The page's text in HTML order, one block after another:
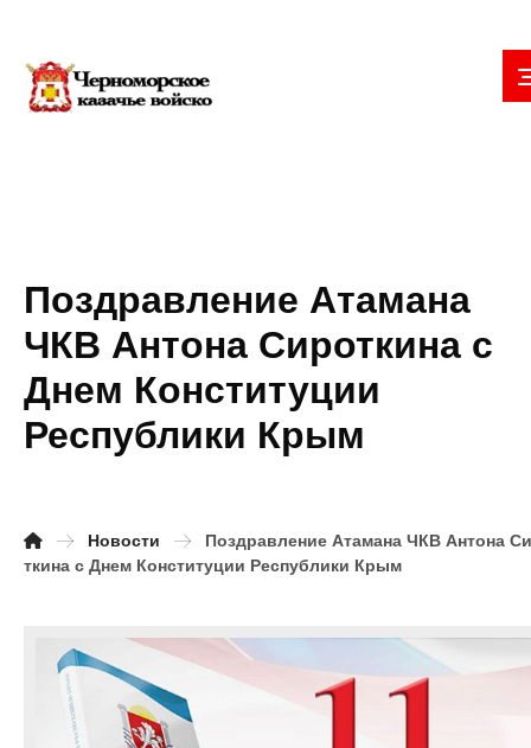
Поздравление Атамана
ЧКВ Антона Сироткина с
Днем Конституции
Республики Крым
Новости
Поздравление Атамана ЧКВ Антона
ткина с Днем Конституции Республики Крым